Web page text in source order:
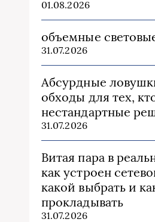
01.08.2026
объемные
31.07.2026
Абсурдные
обходы для тех,
нестандартные
31.07.2026
Витая пара в
как устроен
какой выбрать и
прокладывать
31.07.2026